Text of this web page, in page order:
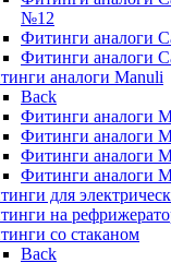
№12
Фитинги аналоги
Фитинги аналоги
аналоги Manuli
Back
Фитинги аналоги
Фитинги аналоги
Фитинги аналоги
Фитинги аналоги
для
на
со стаканом
Back